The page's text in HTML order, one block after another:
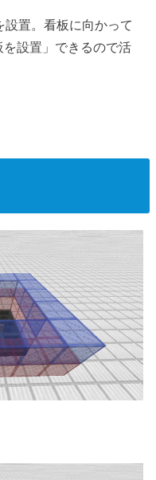
置。看板に向かって
設置」できるので活